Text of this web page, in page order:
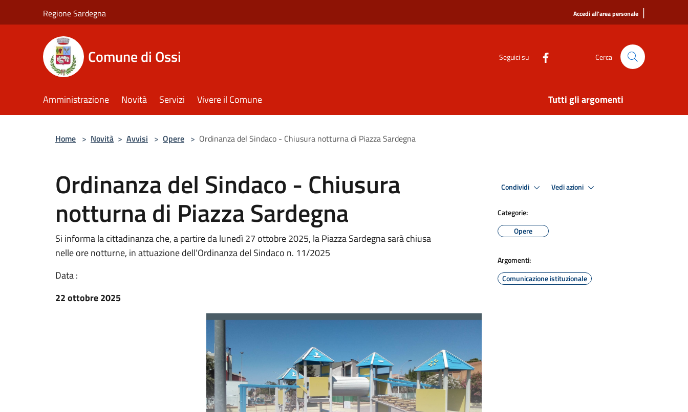
Regione Sardegna Accedi all'area personale |
Comune di Ossi Seguici su Cerca
Amministrazione Novità Servizi Vivere il Comune Tutti gli argomenti
Home > Novità > Avvisi > Opere > Ordinanza del Sindaco - Chiusura notturna di Piazza Sardegna
Ordinanza del Sindaco - Chiusura
notturna di Piazza Sardegna
Si informa la cittadinanza che, a partire da lunedì 27 ottobre 2025, la Piazza Sardegna sarà chiusa
nelle ore notturne, in attuazione dell’Ordinanza del Sindaco n. 11/2025
Data :
22 ottobre 2025
Condividi Vedi azioni
Categorie:
Opere
Argomenti:
Comunicazione istituzionale